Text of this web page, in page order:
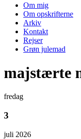
Om mig
Om opskrifterne
Arkiv
Kontakt
Rejser
Grøn julemad
majstærte
fredag
3
juli 2026